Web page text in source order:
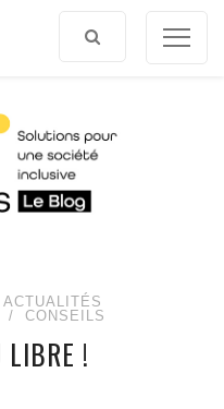
ACTUALITÉS
CONSEILS
LIBRE !